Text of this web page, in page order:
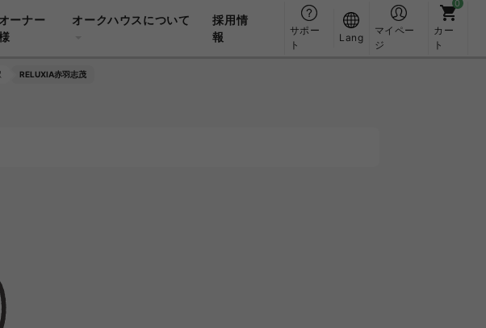
オーナー
オークハウスについて
採用情
報
サポー
ト
Lang
マイペー
ジ
カー
ト
RELUXIA赤羽志茂